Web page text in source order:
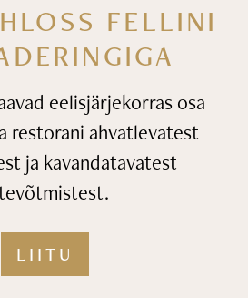
FELLINI
eelisjärjekorras osa
restorani ahvatlevatest
ja kavandatavatest
LIITU